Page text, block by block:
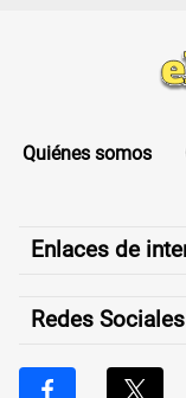
Quiénes somos
Enlaces de
Redes Sociales